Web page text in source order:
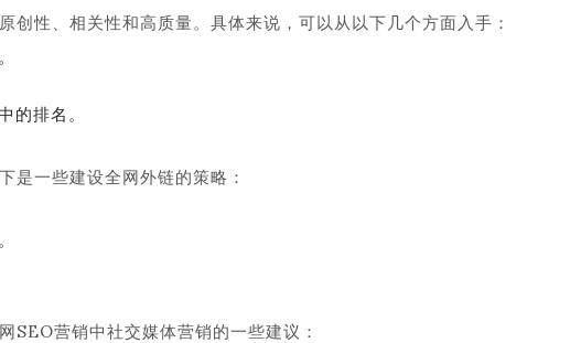
创性、相关性和高质量。具体来说，可以从以下几个方面入手：
的排名。
是一些建设全网外链的策略：
SEO营销中社交媒体营销的一些建议：